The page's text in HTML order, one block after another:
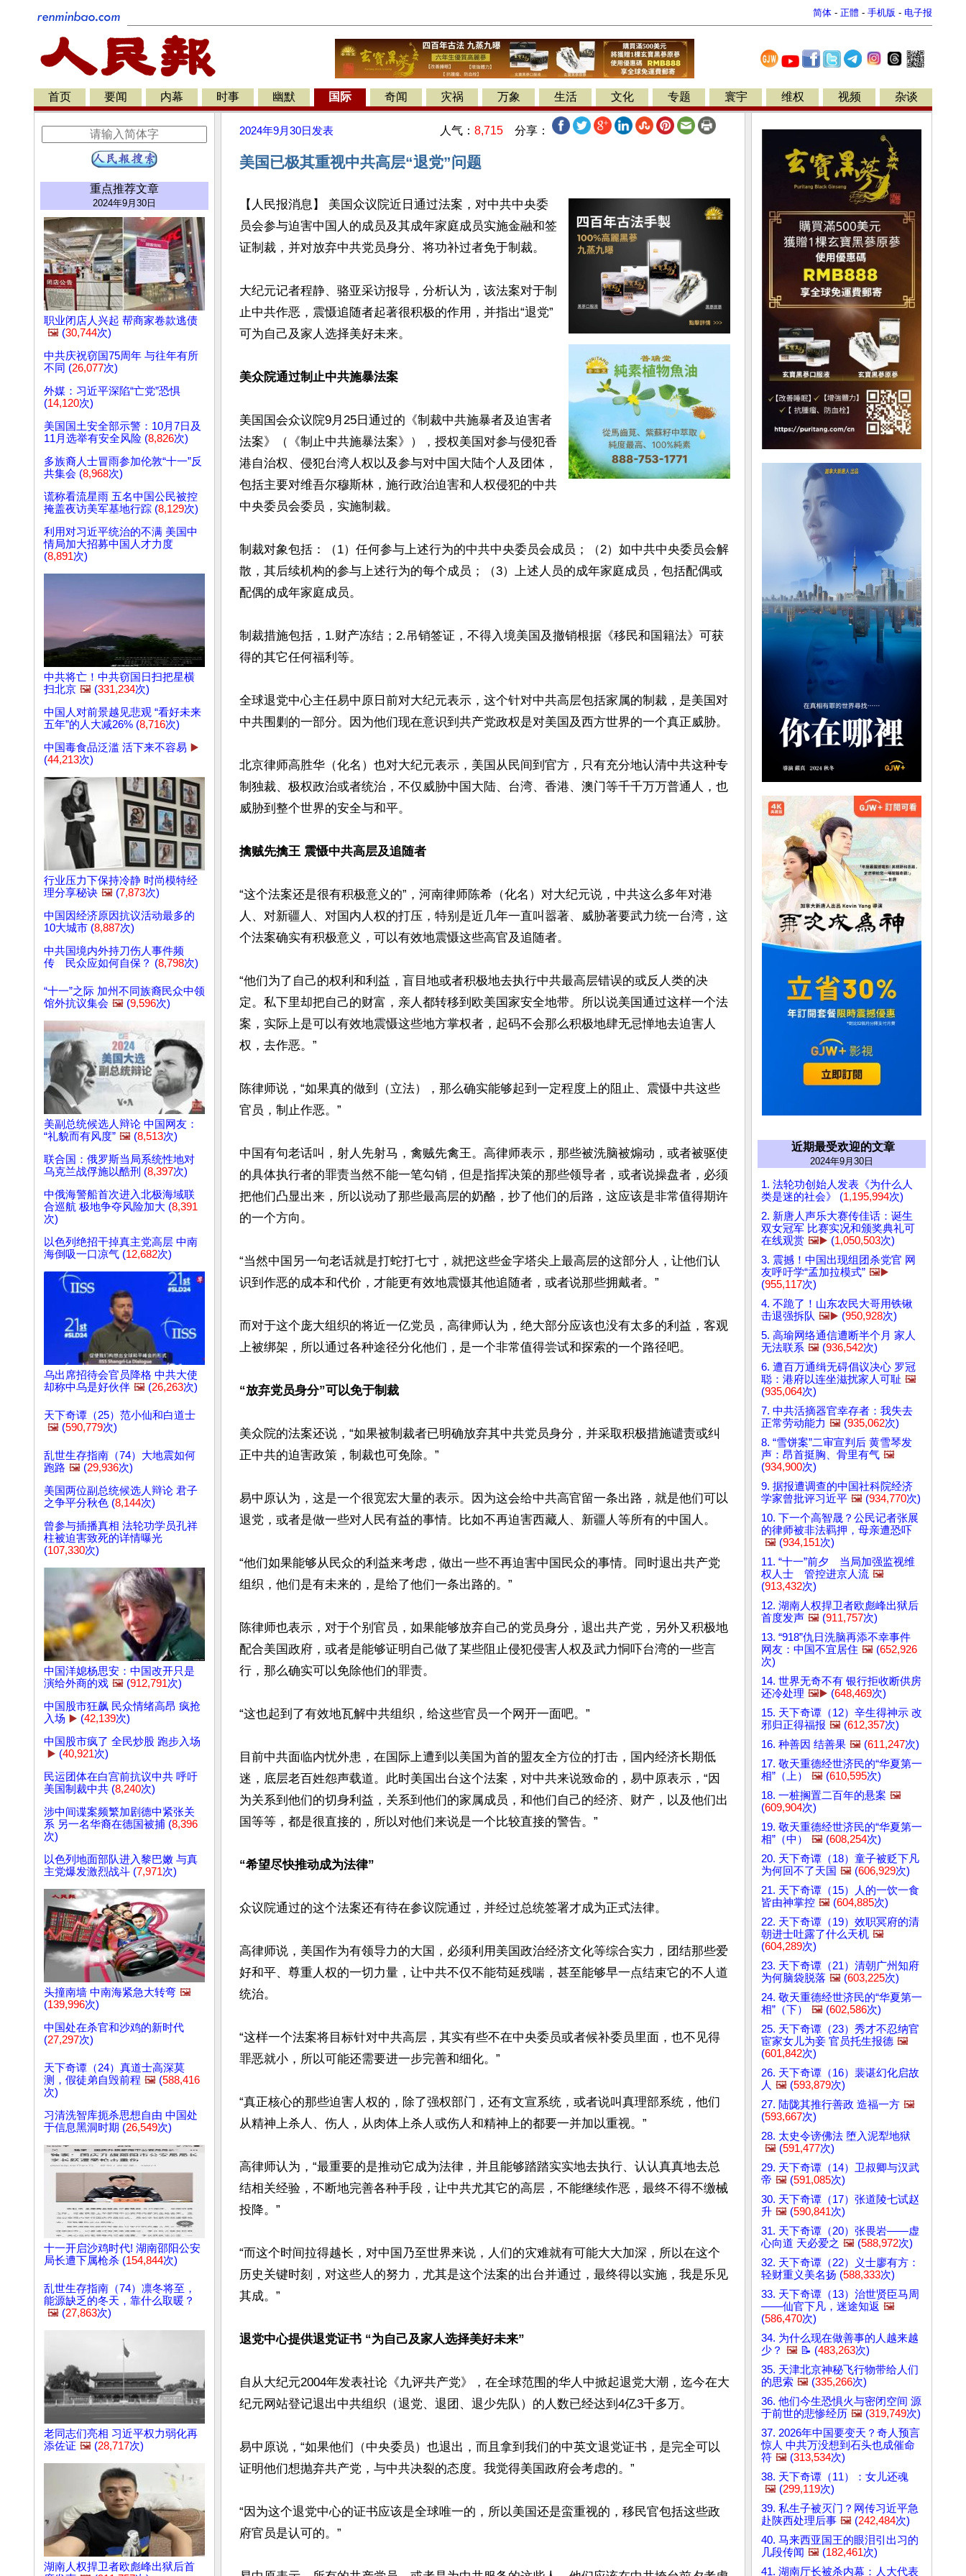
简体 - 正體 - 手机版 - 电子报
首页 要闻 内幕 时事 幽默 国际 奇闻 灾祸 万象 生活 文化 专题 寰宇 维权 视频 杂谈
重点推荐文章
2024年9月30日
职业闭店人兴起 帮商家卷款逃债
🖼️ (30,744次)
中共庆祝窃国75周年 与往年有所
不同 (26,077次)
外媒：习近平深陷“亡党”恐惧
(14,120次)
美国国土安全部示警：10月7日及
11月选举有安全风险 (8,826次)
多族裔人士冒雨参加伦敦“十一”反
共集会 (8,968次)
谎称看流星雨 五名中国公民被控
掩盖夜访美军基地行踪 (8,129次)
利用对习近平统治的不满 美国中
情局加大招募中国人才力度
(8,891次)
中共将亡！中共窃国日扫把星横
扫北京 🖼️ (331,234次)
中国人对前景越见悲观 “看好未来
五年”的人大减26% (8,716次)
中国毒食品泛滥 活下来不容易 ▶️
(44,213次)
行业压力下保持冷静 时尚模特经
理分享秘诀 🖼️ (7,873次)
中国因经济原因抗议活动最多的
10大城市 (8,887次)
中共国境内外持刀伤人事件频
传 民众应如何自保？ (8,798次)
“十一”之际 加州不同族裔民众中领
馆外抗议集会 🖼️ (9,596次)
美副总统候选人辩论 中国网友：
“礼貌而有风度” 🖼️ (8,513次)
联合国：俄罗斯当局系统性地对
乌克兰战俘施以酷刑 (8,397次)
中俄海警船首次进入北极海域联
合巡航 极地争夺风险加大 (8,391
次)
以色列绝招干掉真主党高层 中南
海倒吸一口凉气 (12,682次)
乌出席招待会官员降格 中共大使
却称中乌是好伙伴 🖼️ (26,263次)
天下奇谭（25）范小仙和白道士
🖼️ (590,779次)
乱世生存指南（74）大地震如何
跑路 🖼️ (29,936次)
美国两位副总统候选人辩论 君子
之争平分秋色 (8,144次)
曾参与插播真相 法轮功学员孔祥
柱被迫害致死的详情曝光
(107,330次)
中国洋媳杨思安：中国改开只是
演给外商的戏 🖼️ (912,791次)
中国股市狂飙 民众情绪高昂 疯抢
入场 ▶️ (42,139次)
中国股市疯了 全民炒股 跑步入场
▶️ (40,921次)
民运团体在白宫前抗议中共 呼吁
美国制裁中共 (8,240次)
涉中间谍案频繁加剧德中紧张关
系 另一名华裔在德国被捕 (8,396
次)
以色列地面部队进入黎巴嫩 与真
主党爆发激烈战斗 (7,971次)
头撞南墙 中南海紧急大转弯 🖼️
(139,996次)
中国处在杀官和沙鸡的新时代
(27,297次)
天下奇谭（24）真道士高深莫
测，假徒弟自毁前程 🖼️ (588,416
次)
习清洗智库扼杀思想自由 中国处
于信息黑洞时期 (26,549次)
十一开启沙鸡时代! 湖南邵阳公安
局长遭下属枪杀 (154,844次)
乱世生存指南（74）凛冬将至，
能源缺乏的冬天，靠什么取暖？
🖼️ (27,863次)
老同志们亮相 习近平权力弱化再
添佐证 🖼️ (28,717次)
湖南人权捍卫者欧彪峰出狱后首
2024年9月30日 发表 人气： 8,715 分享：
美国已极其重视中共高层“退党”问题
【人民报消息】 美国众议院近日通过法案，对中共中央委
员会参与迫害中国人的成员及其成年家庭成员实施金融和签
证制裁，并对放弃中共党员身分、将功补过者免于制裁。
大纪元记者程静、骆亚采访报导，分析认为，该法案对于制
止中共作恶，震慑追随者起著很积极的作用，并指出“退党”
可为自己及家人选择美好未来。
美众院通过制止中共施暴法案
美国国会众议院9月25日通过的《制裁中共施暴者及迫害者
法案》（《制止中共施暴法案》），授权美国对参与侵犯香
港自治权、侵犯台湾人权以及参与对中国大陆个人及团体，
包括主要对维吾尔穆斯林，施行政治迫害和人权侵犯的中共
中央委员会委员，实施制裁。
制裁对象包括：（1）任何参与上述行为的中共中央委员会成员；（2）如中共中央委员会解
散，其后续机构的参与上述行为的每个成员；（3）上述人员的成年家庭成员，包括配偶或
配偶的成年家庭成员。
制裁措施包括，1.财产冻结；2.吊销签证，不得入境美国及撤销根据《移民和国籍法》可获
得的其它任何福利等。
全球退党中心主任易中原日前对大纪元表示，这个针对中共高层包括家属的制裁，是美国对
中共围剿的一部分。因为他们现在意识到共产党政权是对美国及西方世界的一个真正威胁。
北京律师高胜华（化名）也对大纪元表示，美国从民间到官方，只有充分地认清中共这种专
制独裁、极权政治或者统治，不仅威胁中国大陆、台湾、香港、澳门等千千万万普通人，也
威胁到整个世界的安全与和平。
擒贼先擒王 震慑中共高层及追随者
“这个法案还是很有积极意义的”，河南律师陈希（化名）对大纪元说，中共这么多年对港
人、对新疆人、对国内人权的打压，特别是近几年一直叫嚣著、威胁著要武力统一台湾，这
个法案确实有积极意义，可以有效地震慑这些高官及追随者。
“他们为了自己的权利和利益，盲目地或者积极地去执行中共最高层错误的或反人类的决
定。私下里却把自己的财富，亲人都转移到欧美国家安全地带。所以说美国通过这样一个法
案，实际上是可以有效地震慑这些地方掌权者，起码不会那么积极地肆无忌惮地去迫害人
权，去作恶。”
陈律师说，“如果真的做到（立法），那么确实能够起到一定程度上的阻止、震慑中共这些
官员，制止作恶。”
中国有句老话叫，射人先射马，禽贼先禽王。高律师表示，那些被洗脑被煽动，或者被驱使
的具体执行者的罪责当然不能一笔勾销，但是指挥决策的那些领导者，或者说操盘者，必须
把他们凸显出来，所以说动了那些最高层的奶酪，抄了他们的后路，这应该是非常值得期许
的一个方向。
“当然中国另一句老话就是打蛇打七寸，就把这些金字塔尖上最高层的这部分人，让他们认
识到作恶的成本和代价，才能更有效地震慑其他追随者，或者说那些拥戴者。”
而对于这个庞大组织的将近一亿党员，高律师认为，绝大部分应该也没有太多的利益，客观
上被绑架，所以通过各种途径分化他们，是一个非常值得尝试和探索的一个路径吧。
“放弃党员身分”可以免于制裁
美众院的法案还说，“如果被制裁者已明确放弃其中共党员身分，并采取积极措施谴责或纠
正中共的迫害政策，制裁也可免除。”
易中原认为，这是一个很宽宏大量的表示。因为这会给中共高官留一条出路，就是他们可以
退党，或者是做一些对人民有益的事情。比如不再迫害西藏人、新疆人等所有的中国人。
“他们如果能够从民众的利益来考虑，做出一些不再迫害中国民众的事情。同时退出共产党
组织，他们是有未来的，是给了他们一条出路的。”
陈律师也表示，对于个别官员，如果能够放弃自己的党员身分，退出共产党，另外又积极地
配合美国政府，或者是能够证明自己做了某些阻止侵犯侵害人权及武力恫吓台湾的一些言
行，那么确实可以免除他们的罪责。
“这也起到了有效地瓦解中共组织，给这些官员一个网开一面吧。”
目前中共面临内忧外患，在国际上遭到以美国为首的盟友全方位的打击，国内经济长期低
迷，底层老百姓怨声载道。此时美国出台这个法案，对中共来说致命的，易中原表示，“因
为关系到他们的切身利益，关系到他们的家属成员，和他们自己的经济、财产，以及他们出
国等等，都是很直接的，所以对他们来说是一个比较直接的警告。”
“希望尽快推动成为法律”
众议院通过的这个法案还有待在参议院通过，并经过总统签署才成为正式法律。
高律师说，美国作为有领导力的大国，必须利用美国政治经济文化等综合实力，团结那些爱
好和平、尊重人权的一切力量，让中共不仅不能苟延残喘，甚至能够早一点结束它的不人道
统治。
“这样一个法案将目标针对中共高层，其实有些不在中央委员或者候补委员里面，也不见得
罪恶就小，所以可能还需要进一步完善和细化。”
“真正核心的那些迫害人权的，除了强权部门，还有文宣系统，或者说叫真理部系统，他们
从精神上杀人、伤人，从肉体上杀人或伤人和精神上的都要一并加以重视。”
高律师认为，“最重要的是推动它成为法律，并且能够踏踏实实地去执行、认认真真地去总
结相关经验，不断地完善各种手段，让中共尤其它的高层，不能继续作恶，最终不得不缴械
投降。”
“而这个时间拉得越长，对中国乃至世界来说，人们的灾难就有可能大大加深，所以在这个
历史关键时刻，对这些人的努力，尤其是这个法案的出台并通过，最终得以实施，我是乐见
其成。”
退党中心提供退党证书 “为自己及家人选择美好未来”
自从大纪元2004年发表社论《九评共产党》，在全球范围的华人中掀起退党大潮，迄今在大
纪元网站登记退出中共组织（退党、退团、退少先队）的人数已经达到4亿3千多万。
易中原说，“如果他们（中央委员）也退出，而且拿到我们的中英文退党证书，是完全可以
证明他们想抛弃共产党，与中共决裂的态度。我觉得美国政府会考虑的。”
“因为这个退党中心的证书应该是全球唯一的，所以美国还是蛮重视的，移民官包括这些政
府官员是认可的。”
近期最受欢迎的文章
2024年9月30日
1. 法轮功创始人发表《为什么人
类是迷的社会》 (1,195,994次)
2. 新唐人声乐大赛传佳话：诞生
双女冠军 比赛实况和颁奖典礼可
在线观赏 🖼️▶️ (1,050,503次)
3. 震撼！中国出现组团杀党官 网
友呼吁学“孟加拉模式” 🖼️▶️
(955,117次)
4. 不跪了！山东农民大哥用铁锹
击退强拆队 🖼️▶️ (950,928次)
5. 高瑜网络通信遭断半个月 家人
无法联系 🖼️ (936,542次)
6. 遭百万通缉无碍倡议决心 罗冠
聪：港府以连坐滋扰家人可耻 🖼️
(935,064次)
7. 中共活摘器官幸存者：我失去
正常劳动能力 🖼️ (935,062次)
8. “雪饼案”二审宣判后 黄雪琴发
声：昂首挺胸、骨里有气 🖼️
(934,900次)
9. 据报遭调查的中国社科院经济
学家曾批评习近平 🖼️ (934,770次)
10. 下一个高智晟？公民记者张展
的律师被非法羁押，母亲遭恐​​吓
🖼️ (934,151次)
11. “十一”前夕 当局加强监视维
权人士 管控进京人流 🖼️
(913,432次)
12. 湖南人权捍卫者欧彪峰出狱后
首度发声 🖼️ (911,757次)
13. “918”仇日洗脑再添不幸事件
网友：中国不宜居住 🖼️ (652,926
次)
14. 世界无奇不有 银行拒收断供房
还冷处理 🖼️▶️ (648,469次)
15. 天下奇谭（12）辛生得神示 改
邪归正得福报 🖼️ (612,357次)
16. 种善因 结善果 🖼️ (611,247次)
17. 敬天重德经世济民的“华夏第一
相”（上）
🖼️ (610,595次)
18. 一桩搁置二百年的悬案 🖼️
(609,904次)
19. 敬天重德经世济民的“华夏第一
相”（中）
🖼️ (608,254次)
20. 天下奇谭（18）童子被贬下凡
为何回不了天国 🖼️ (606,929次)
21. 天下奇谭（15）人的一饮一食
皆由神掌控 🖼️ (604,885次)
22. 天下奇谭（19）效职冥府的清
朝进士吐露了什么天机 🖼️
(604,289次)
23. 天下奇谭（21）清朝广州知府
为何脑袋脱落 🖼️ (603,225次)
24. 敬天重德经世济民的“华夏第一
相”（下）
🖼️ (602,586次)
25. 天下奇谭（23）秀才不忍纳官
宦家女儿为妾 官员托生报德 🖼️
(601,842次)
26. 天下奇谭（16）裴谌幻化启故
人 🖼️ (593,879次)
27. 陆陇其推行善政 造福一方 🖼️
(593,667次)
28. 太史令谤佛法 堕入泥犁地狱
🖼️ (591,477次)
29. 天下奇谭（14）卫叔卿与汉武
帝 🖼️ (591,085次)
30. 天下奇谭（17）张道陵七试赵
升 🖼️ (590,841次)
31. 天下奇谭（20）张畏岩——虚
心向道 天必爱之 🖼️ (588,972次)
32. 天下奇谭（22）义士廖有方：
轻财重义美名扬 (588,333次)
33. 天下奇谭（13）治世贤臣马周
——仙官下凡，迷途知返 🖼️
(586,470次)
34. 为什么现在做善事的人越来越
少？ 🖼️ 📝 (483,263次)
35. 天津北京神秘飞行物带给人们
的思索 🖼️ (335,266次)
36. 他们今生恐惧火与密闭空间 源
于前世的悲惨经历 🖼️ (319,749次)
37. 2026年中国要变天？奇人预言
惊人 中共万没想到石头也成催命
符 🖼️ (313,534次)
38. 天下奇谭（11）：女儿还魂
🖼️ (299,119次)
39. 私生子被灭门？网传习近平急
赴陕西处理后事 🖼️ (242,484次)
40. 马来西亚国王的眼泪引出习的
几段传闻 🖼️ (182,461次)
41. 湖南厅长被杀内幕：人大代表